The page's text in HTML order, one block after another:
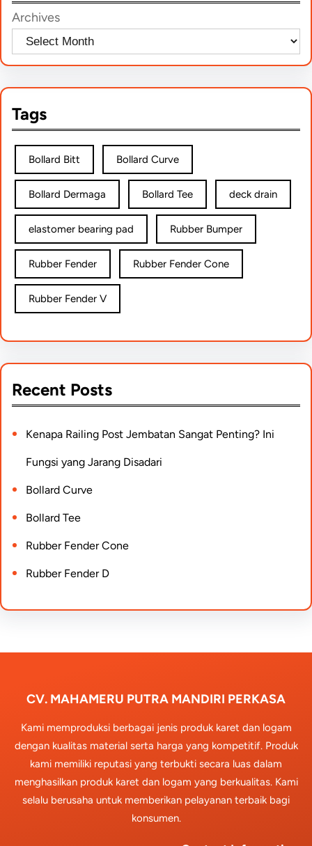
h
Archives
Tags
Bollard Bitt Bollard Curve
Bollard Dermaga Bollard Tee deck drain
elastomer bearing pad Rubber Bumper
Rubber Fender Rubber Fender Cone
Rubber Fender V
Recent Posts
Kenapa Railing Post Jembatan Sangat Penting? Ini
Fungsi yang Jarang Disadari
Bollard Curve
Bollard Tee
Rubber Fender Cone
Rubber Fender D
CV. MAHAMERU PUTRA MANDIRI PERKASA
Kami memproduksi berbagai jenis produk karet dan logam
dengan kualitas material serta harga yang kompetitif. Produk
kami memiliki reputasi yang terbukti secara luas dalam
menghasilkan produk karet dan logam yang berkualitas. Kami
selalu berusaha untuk memberikan pelayanan terbaik bagi
konsumen.